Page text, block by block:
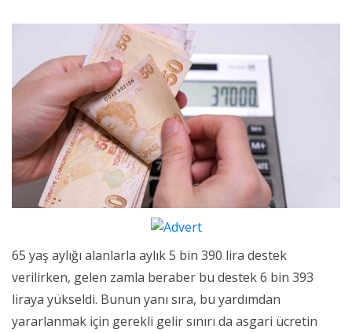
65 yaş aylığı alanlarla aylık 5 bin 390 lira destek
verilirken, gelen zamla beraber bu destek 6 bin 393
liraya yükseldi. Bunun yanı sıra, bu yardımdan
yararlanmak için gerekli gelir sınırı da asgari ücretin